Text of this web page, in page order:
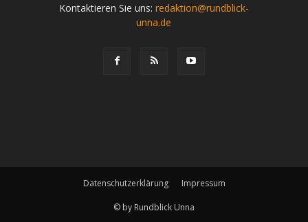
Kontaktieren Sie uns: redaktion@rundblick-
unna.de
Datenschutzerklärung Impressum
© by Rundblick Unna